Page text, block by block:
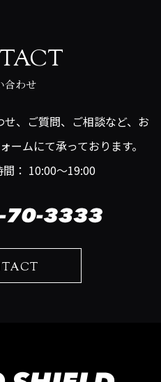
合わせ
、ご質問、ご相談など、お
ームにて承っております。
： 10:00～19:00